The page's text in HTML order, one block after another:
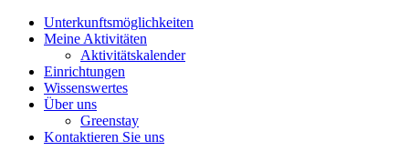
Unterkunftsmöglichkeiten
Meine Aktivitäten
Aktivitätskalender
Einrichtungen
Wissenswertes
Über uns
Greenstay
Kontaktieren Sie uns